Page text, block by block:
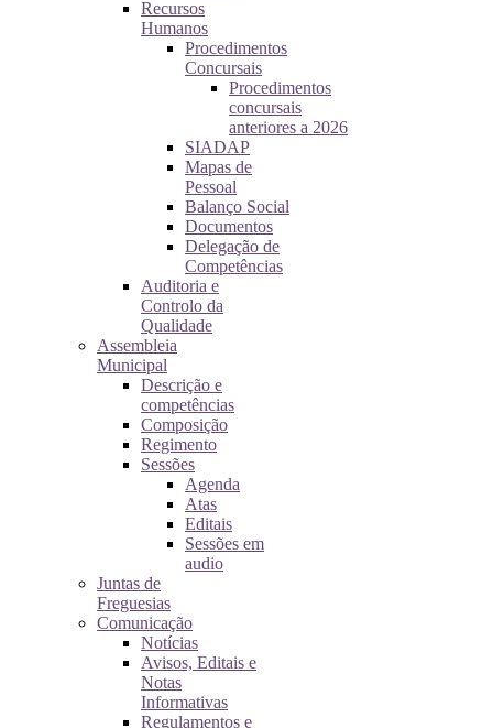
Recursos
Humanos
Procedimentos
Concursais
Procedimentos
concursais
anteriores a 2026
SIADAP
Mapas de
Pessoal
Balanço Social
Documentos
Delegação de
Competências
Auditoria e
Controlo da
Qualidade
Assembleia
Municipal
Descrição e
competências
Composição
Regimento
Sessões
Agenda
Atas
Editais
Sessões em
audio
Juntas de
Freguesias
Comunicação
Notícias
Avisos, Editais e
Notas
Informativas
Regulamentos e